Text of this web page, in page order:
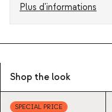
Plus d'informations
Shop the look
SPECIAL PRICE